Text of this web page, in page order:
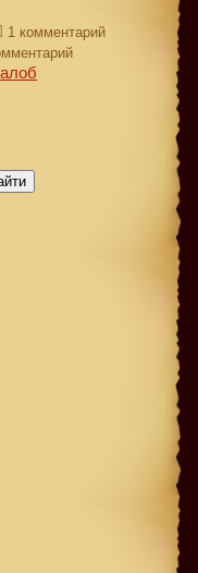
1 комментарий